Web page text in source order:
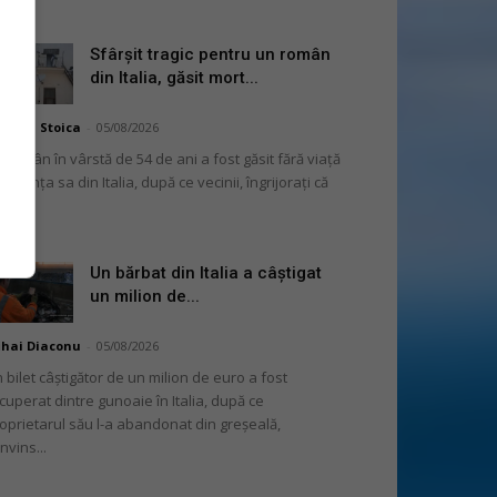
Sfârșit tragic pentru un român
din Italia, găsit mort...
Stoica 05/08/2026
român în vârstă de 54 de ani a fost găsit fără viață
locuința sa din Italia, după ce vecinii, îngrijorați că
Un bărbat din Italia a câștigat
un milion de...
Diaconu 05/08/2026
bilet câștigător de un milion de euro a fost
dintre gunoaie în Italia, după ce
său l-a abandonat din greșeală,